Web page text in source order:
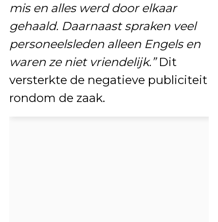
mis en alles werd door elkaar
gehaald. Daarnaast spraken veel
personeelsleden alleen Engels en
waren ze niet vriendelijk.”Dit
versterkte de negatieve publiciteit
rondom de zaak.